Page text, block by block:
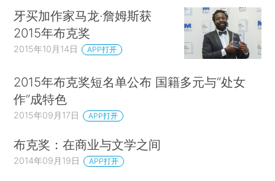
牙买加作家马龙·詹姆斯获
2015年布克奖
2015年10月14日 APP打开
2015年布克奖短名单公布 国籍多元与“处女
作”成特色
2015年09月17日 APP打开
布克奖：在商业与文学之间
2014年09月19日 APP打开